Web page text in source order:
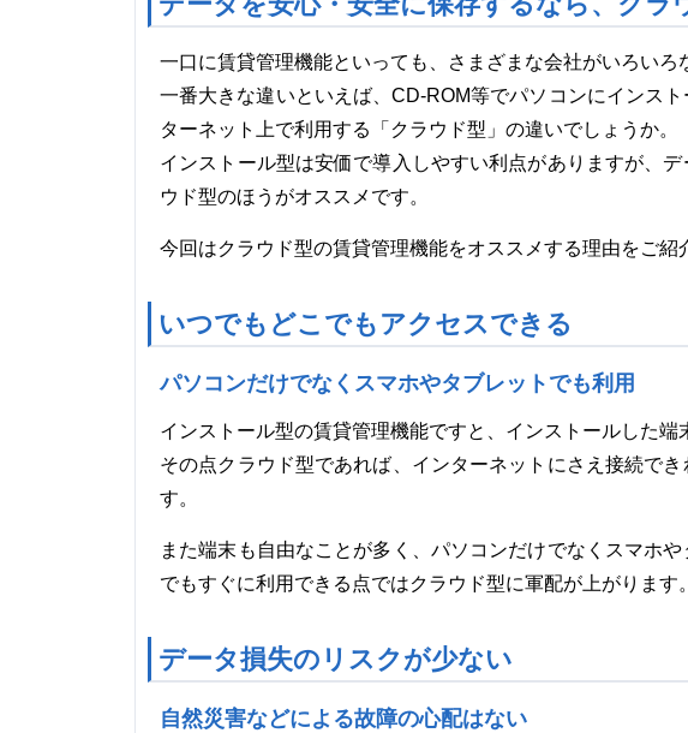
一口に賃貸管理機能といっても、さまざまな会社がいろいろ
一番大きな違いといえば、CD-ROM等でパソコンにインス
ターネット上で利用する「クラウド型」の違いでしょうか。
インストール型は安価で導入しやすい利点がありますが、
ウド型のほうがオススメです。
今回はクラウド型の賃貸管理機能をオススメする理由をご紹
いつでもどこでもアクセスできる
パソコンだけでなくスマホやタブレットでも利用
インストール型の賃貸管理機能ですと、インストールした端
その点クラウド型であれば、インターネットにさえ接続で
す。
また端末も自由なことが多く、パソコンだけでなくスマホ
でもすぐに利用できる点ではクラウド型に軍配が上がります。
データ損失のリスクが少ない
自然災害などによる故障の心配はない